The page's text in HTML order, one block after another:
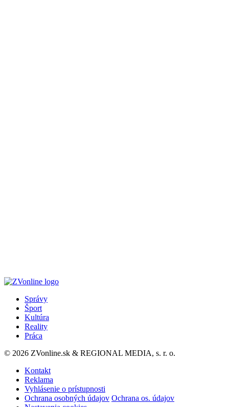
Správy
Šport
Kultúra
Reality
Práca
© 2026 ZVonline.sk & REGIONAL MEDIA, s. r. o.
Kontakt
Reklama
Vyhlásenie o prístupnosti
Ochrana osobných údajov Ochrana os. údajov